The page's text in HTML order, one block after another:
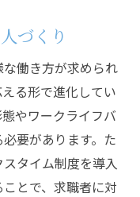
づくり
働き方が求められ
る形で進化してい
やワークライフバ
要があります。た
タイム制度を導入
とで、求職者に対